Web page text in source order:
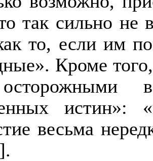
так сильно не
то, если им
Кроме
истин»:
весьма